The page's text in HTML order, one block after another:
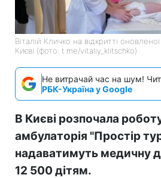
Віталій Кличко на відкритті
Києві (фото: t.me/vitaliy_klitschko)
Не витрачай час на шум!
РБК-Україна у Google
В Києві розпочала
амбулаторія "Простір
надаватимуть медичну
12 500 дітям.